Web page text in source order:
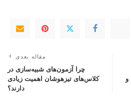
و
مقاله بعدی
چرا آزمون‌های شبیه‌سازی در
کلاس‌های تیزهوشان اهمیت زیادی
دارند؟